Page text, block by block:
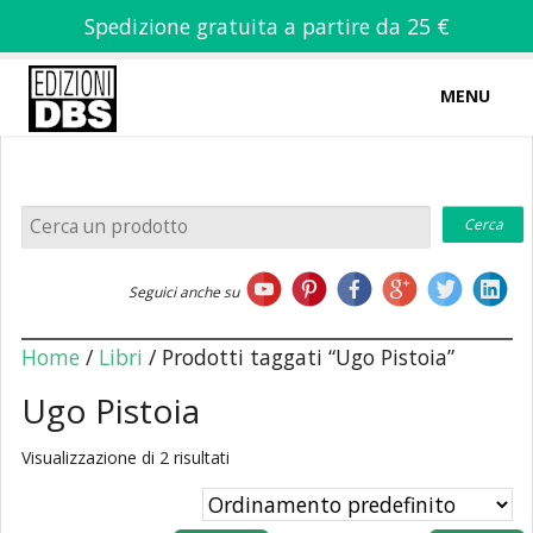
Spedizione gratuita a partire da 25 €
MENU
Home
Chi siamo
Libri
Seguici anche su
Home/ Libri / Prodotti taggati “Ugo Pistoia”
Ugo Pistoia
Visualizzazione di 2 risultati